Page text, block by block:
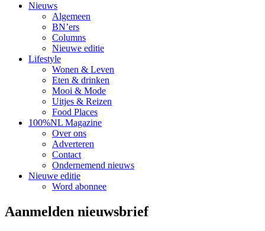
Nieuws
Algemeen
BN’ers
Columns
Nieuwe editie
Lifestyle
Wonen & Leven
Eten & drinken
Mooi & Mode
Uitjes & Reizen
Food Places
100%NL Magazine
Over ons
Adverteren
Contact
Ondernemend nieuws
Nieuwe editie
Word abonnee
Aanmelden nieuwsbrief